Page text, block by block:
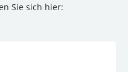
Sie sich hier: